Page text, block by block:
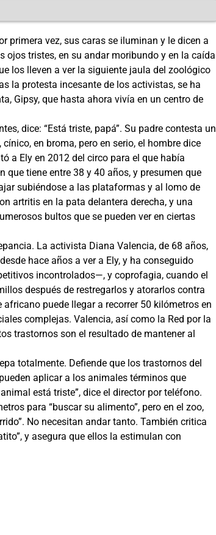
primera vez, sus caras se iluminan y le dicen a
ojos tristes, en su andar moribundo y en la caída
los lleven a ver la siguiente jaula del zoológico
la protesta incesante de los activistas, se ha
Gipsy, que hasta ahora vivía en un centro de
dice: “Está triste, papá”. Su padre contesta un
en broma, pero en serio, el hombre dice
a Ely en 2012 del circo para el que había
que tiene entre 38 y 40 años, y presumen que
subiéndose a las plataformas y al lomo de
artritis en la pata delantera derecha, y una
bultos que se pueden ver en ciertas
La activista Diana Valencia, de 68 años,
hace años a ver a Ely, y ha conseguido
incontrolados—, y coprofagia, cuando el
después de restregarlos y atorarlos contra
puede llegar a recorrer 50 kilómetros en
complejas. Valencia, así como la Red por la
trastornos son el resultado de mantener al
totalmente. Defiende que los trastornos del
aplicar a los animales términos que
está triste”, dice el director por teléfono.
para “buscar su alimento”, pero en el zoo,
No necesitan andar tanto. También critica
y asegura que ellos la estimulan con